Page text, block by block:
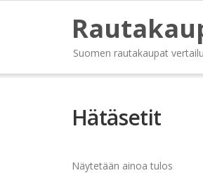
Suomen rautakaupat
Hätäsetit
Näytetään ainoa tulos